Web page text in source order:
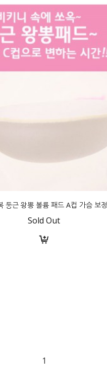
둥근 왕뽕 볼륨 패드 A컵 가슴 보정
Sold Out
1